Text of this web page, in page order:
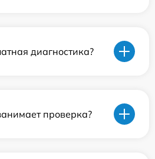
диагностика?
проверка?